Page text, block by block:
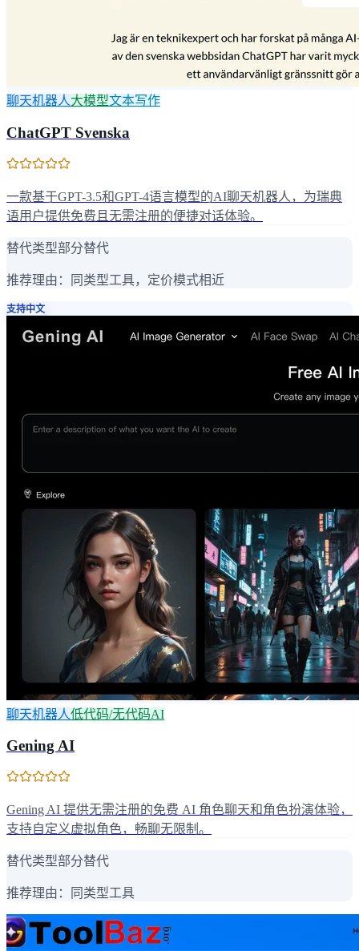
聊天机器人大模型文本写作
ChatGPT Svenska
一款基于GPT-3.5和GPT-4语言模型的AI聊天机器人，为瑞典
语用户提供免费且无需注册的便捷对话体验。
替代类型部分替代
推荐理由： 同类型工具，定价模式相近
支持中文
聊天机器人低代码/无代码AI
Gening AI
Gening AI 提供无需注册的免费 AI 角色聊天和角色扮演体验，
支持自定义虚拟角色，畅聊无限制。
替代类型部分替代
推荐理由： 同类型工具